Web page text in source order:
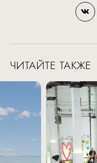
ЧИТАЙТЕ ТАКЖЕ